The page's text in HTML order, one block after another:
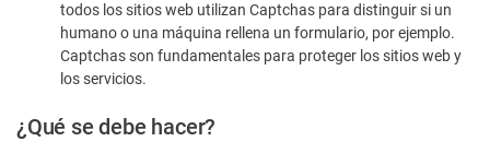
humano
todos los sitios web utilizan Captchas para distinguir si un
humano o una máquina rellena un formulario, por ejemplo.
Captchas son fundamentales para proteger los sitios web y
los servicios.
¿Qué se debe hacer?